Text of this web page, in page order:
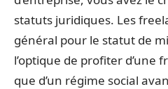
statuts juridiques. Les
général pour le statut de
l’optique de profiter d’une
que d’un régime social